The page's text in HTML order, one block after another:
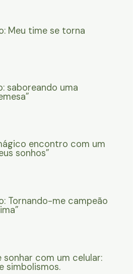
Meu time se torna
saboreando uma
encontro com um
sonhos”
Tornando-me campeão
sonhar com um celular:
simbolismos.